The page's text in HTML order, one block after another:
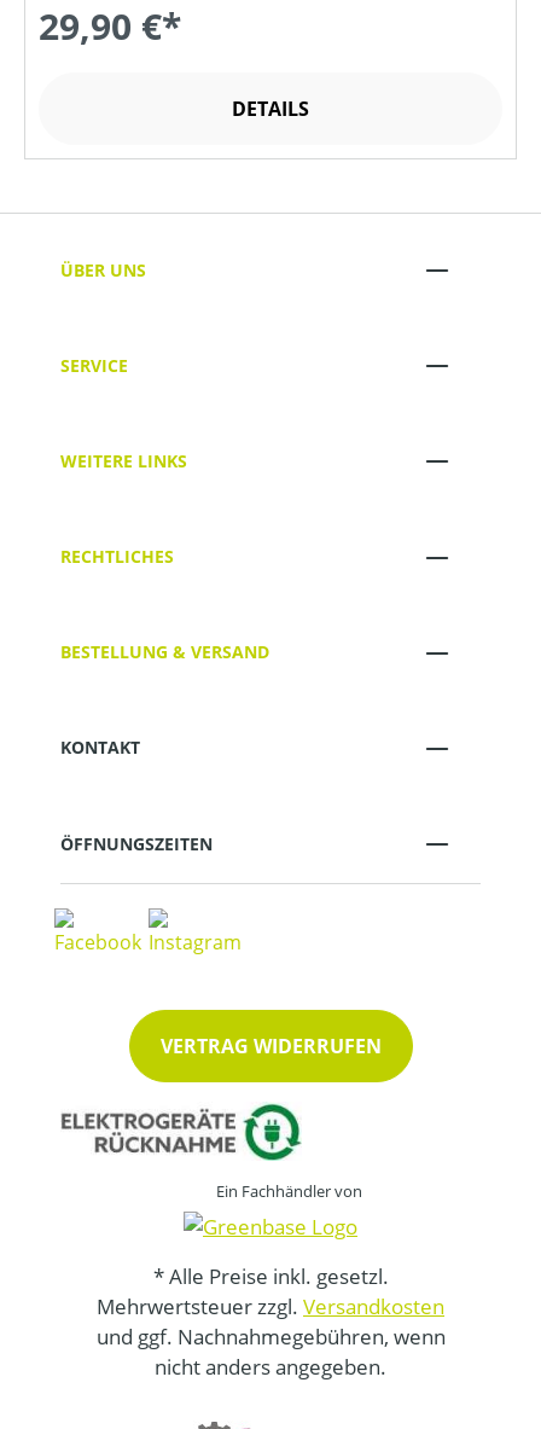
29,90 €*
DETAILS
ÜBER UNS
SERVICE
WEITERE LINKS
RECHTLICHES
BESTELLUNG & VERSAND
KONTAKT
ÖFFNUNGSZEITEN
VERTRAG WIDERRUFEN
Ein Fachhändler von
* Alle Preise inkl. gesetzl.
Mehrwertsteuer zzgl. Versandkosten
und ggf. Nachnahmegebühren, wenn
nicht anders angegeben.